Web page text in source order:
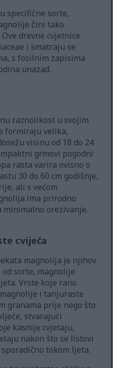
specifične sorte,
čini tako
drevne cvjetnice
i smatraju se
s fosilnim zapisima
unazad.
raznolikost u svojim
formiraju velika,
visinu od 18 do 24
grmovi pogodni
rasta varira ovisno o
30 do 60 cm godišnje,
ali s većom
ima prirodno
orezivanje.
cvijeća
magnolija je njihov
sorte, magnolije
Vrste koje rano
i tanjuraste
granama prije nego što
stvarajući
kasnije cvjetaju,
nakon što se listovi
tokom ljeta.